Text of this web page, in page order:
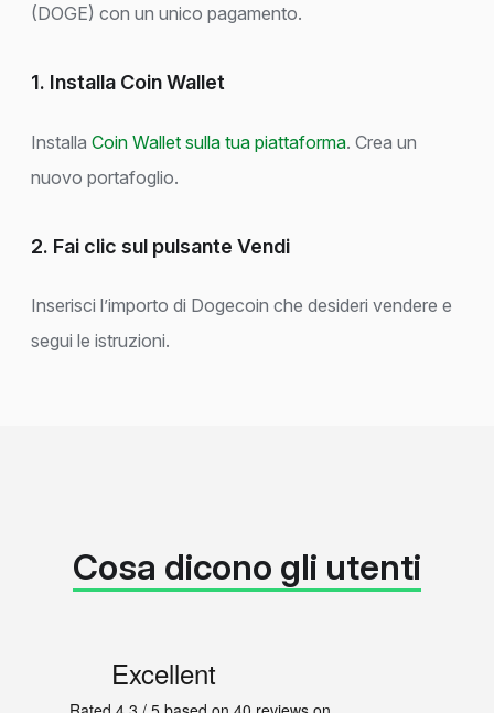
(DOGE) con un unico pagamento.
1. Installa Coin Wallet
Installa Coin Wallet sulla tua piattaforma. Crea un
nuovo portafoglio.
2. Fai clic sul pulsante Vendi
Inserisci l’importo di Dogecoin che desideri vendere e
segui le istruzioni.
Cosa dicono gli utenti